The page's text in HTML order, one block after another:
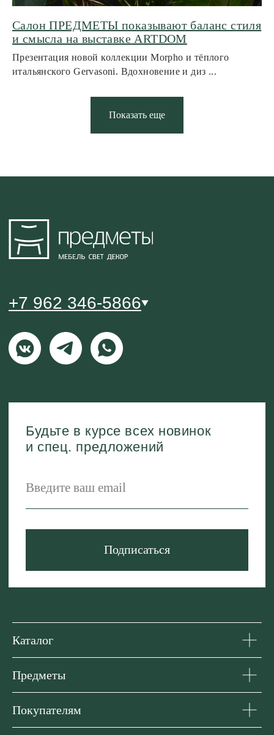
ВИШЛИСТ КАТАЛОГ МЕНЮ
Салон ПРЕДМЕТЫ показывают баланс стиля
и смысла на выставке ARTDOM
Презентация новой коллекции Morpho и тёплого
итальянского Gervasoni. Вдохновение и диз ...
Показать еще
Подписаться
Каталог
Предметы
Покупателям
Политика конфиденциальности
Публичный договор оферты